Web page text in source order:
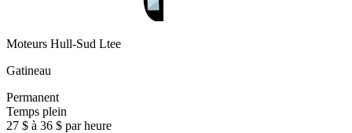
Moteurs Hull-Sud Ltee
Gatineau
Permanent
Temps plein
27 $ à 36 $ par heure